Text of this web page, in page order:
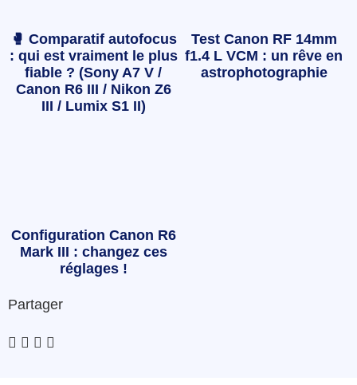
🥊 Comparatif autofocus
: qui est vraiment le plus
fiable ? (Sony A7 V /
Canon R6 III / Nikon Z6
III / Lumix S1 II)
Test Canon RF 14mm
f1.4 L VCM : un rêve en
astrophotographie
Configuration Canon R6
Mark III : changez ces
réglages !
Partager